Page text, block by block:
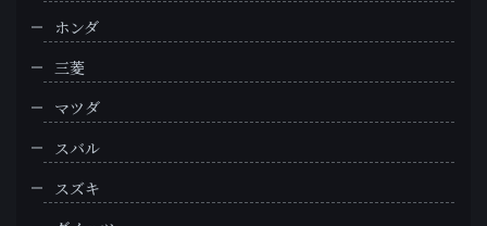
ホンダ
三菱
マツダ
スバル
スズキ